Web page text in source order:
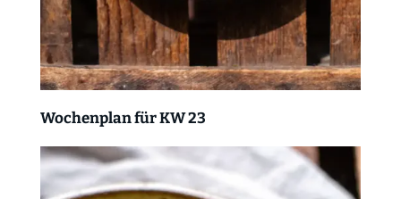
Wochenplan für KW 23